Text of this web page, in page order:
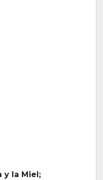
y la Miel;